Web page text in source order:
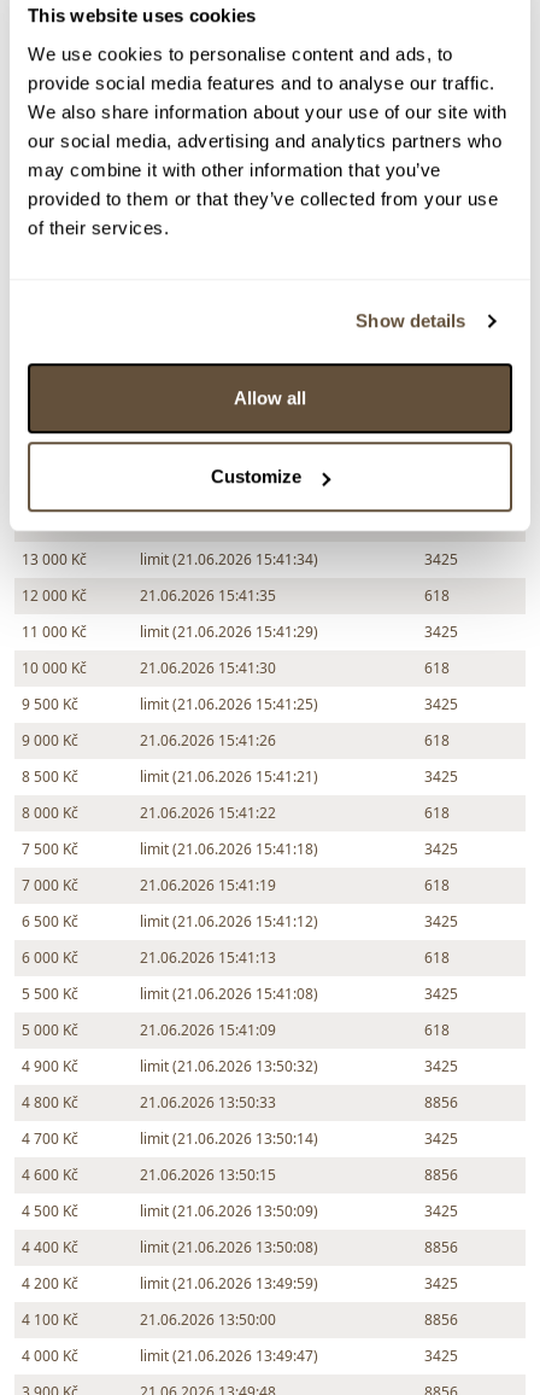
This website uses cookies
We use cookies to personalise content and ads, to
provide social media features and to analyse our traffic.
We also share information about your use of our site with
our social media, advertising and analytics partners who
may combine it with other information that you’ve
provided to them or that they’ve collected from your use
of their services.
Show details
Allow all
Customize
Dražba ukončena:
Vyvolávací cena:
3 000 Kč
vydraženo za:
17 000 Kč
Zpět na aukční výsledky
16 000 Kč
21.06.2026 15:41:44
618
limit (21.06.2026 15:41:39)
13 000 Kč
limit (21.06.2026 15:41:34)
3425
12 000 Kč
21.06.2026 15:41:35
618
11 000 Kč
limit (21.06.2026 15:41:29)
3425
10 000 Kč
21.06.2026 15:41:30
618
9 500 Kč
limit (21.06.2026 15:41:25)
3425
9 000 Kč
21.06.2026 15:41:26
618
8 500 Kč
limit (21.06.2026 15:41:21)
3425
8 000 Kč
21.06.2026 15:41:22
618
7 500 Kč
limit (21.06.2026 15:41:18)
3425
7 000 Kč
21.06.2026 15:41:19
618
6 500 Kč
limit (21.06.2026 15:41:12)
3425
6 000 Kč
21.06.2026 15:41:13
618
5 500 Kč
limit (21.06.2026 15:41:08)
3425
5 000 Kč
21.06.2026 15:41:09
618
4 900 Kč
limit (21.06.2026 13:50:32)
3425
4 800 Kč
21.06.2026 13:50:33
8856
4 700 Kč
limit (21.06.2026 13:50:14)
3425
4 600 Kč
21.06.2026 13:50:15
8856
4 500 Kč
limit (21.06.2026 13:50:09)
3425
4 400 Kč
limit (21.06.2026 13:50:08)
8856
4 200 Kč
limit (21.06.2026 13:49:59)
3425
4 100 Kč
21.06.2026 13:50:00
8856
4 000 Kč
limit (21.06.2026 13:49:47)
3425